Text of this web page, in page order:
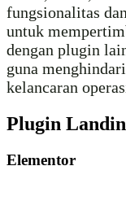
fungsionalitas
untuk
dengan plugin
guna
kelancaran
Plugin
Elementor